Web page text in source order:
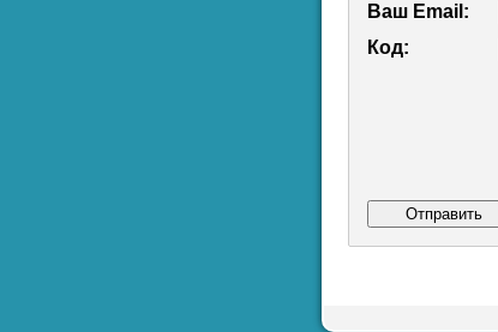
Ваш Emаil:
Код: